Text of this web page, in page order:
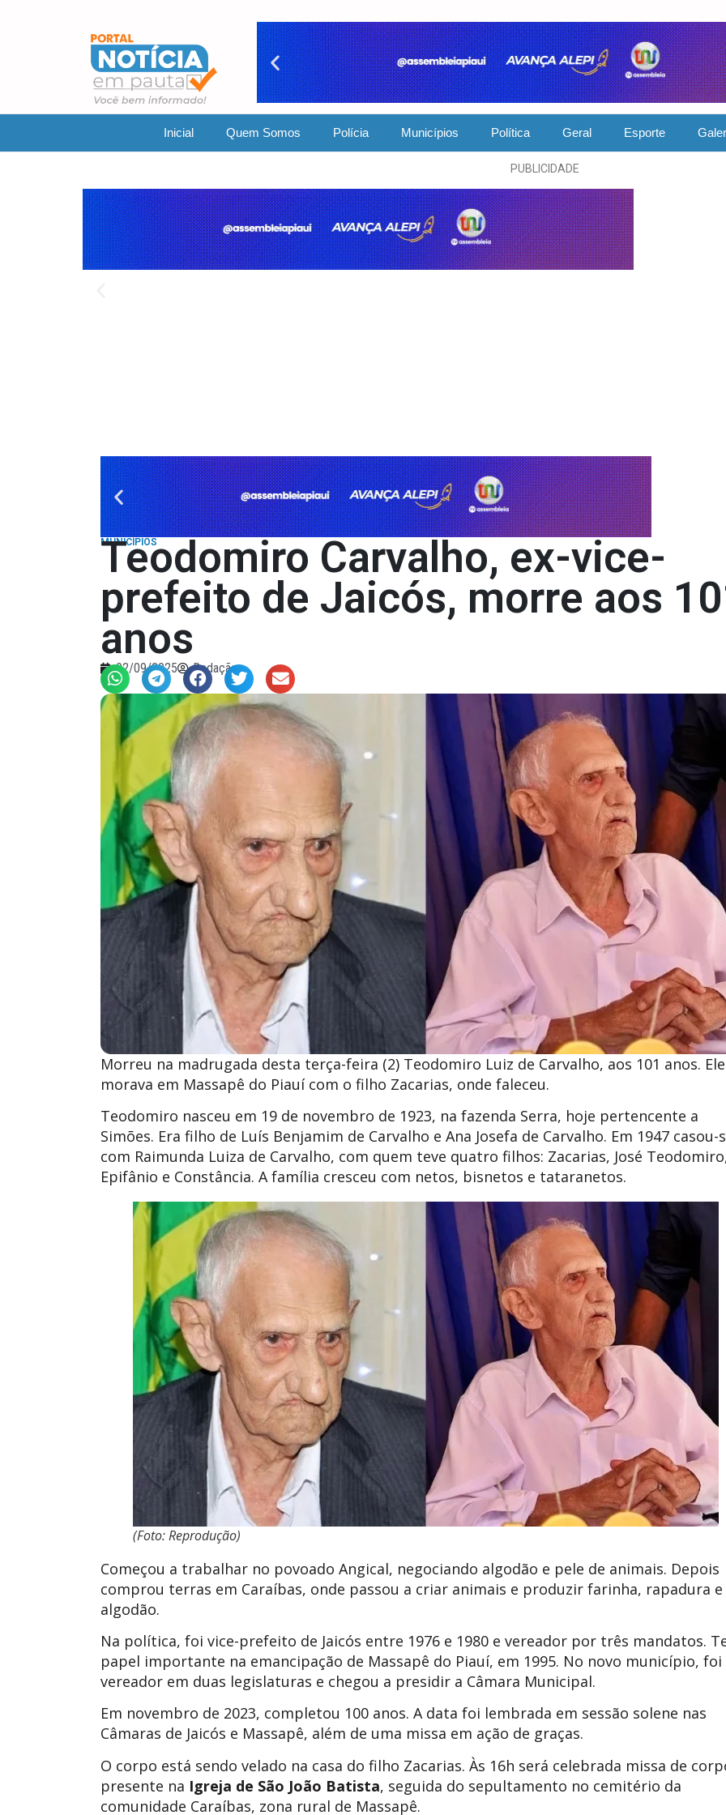
Inicial Quem Somos Polícia Municípios Política Geral Esporte
PUBLICIDADE
MUNICÍPIOS
Teodomiro Carvalho, ex-vice-
prefeito de Jaicós, morre aos
anos
02/09/2025 Redação
Morreu na madrugada desta terça-feira (2) Teodomiro Luiz de Carvalho, aos 101 anos. Ele
morava em Massapê do Piauí com o filho Zacarias, onde faleceu.
Teodomiro nasceu em 19 de novembro de 1923, na fazenda Serra, hoje pertencente a
Simões. Era filho de Luís Benjamim de Carvalho e Ana Josefa de Carvalho. Em 1947 casou-
com Raimunda Luiza de Carvalho, com quem teve quatro filhos: Zacarias, José
Epifânio e Constância. A família cresceu com netos, bisnetos e tataranetos.
(Foto: Reprodução)
Começou a trabalhar no povoado Angical, negociando algodão e pele de animais. Depois
comprou terras em Caraíbas, onde passou a criar animais e produzir farinha, rapadura e
algodão.
Na política, foi vice-prefeito de Jaicós entre 1976 e 1980 e vereador por três mandatos.
papel importante na emancipação de Massapê do Piauí, em 1995. No novo município, foi
vereador em duas legislaturas e chegou a presidir a Câmara Municipal.
Em novembro de 2023, completou 100 anos. A data foi lembrada em sessão solene nas
Câmaras de Jaicós e Massapê, além de uma missa em ação de graças.
O corpo está sendo velado na casa do filho Zacarias. Às 16h será celebrada missa de
presente na Igreja de São João Batista, seguida do sepultamento no cemitério da
comunidade Caraíbas, zona rural de Massapê.